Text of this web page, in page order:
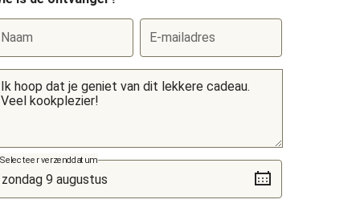
Naam E-mailadres
Selecteer verzenddatum